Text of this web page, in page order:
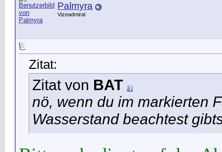
Palmyra
Vizeadmiral
Zitat:
Zitat von BAT
nö, wenn du im markierten
Wasserstand beachtest